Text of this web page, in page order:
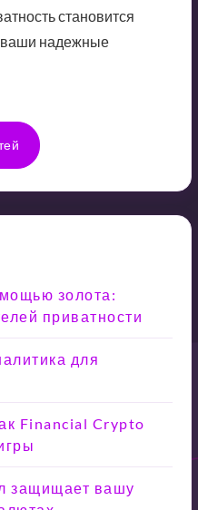
становится
ваши надежные
золота:
приватности
для
Financial Crypto
защищает вашу